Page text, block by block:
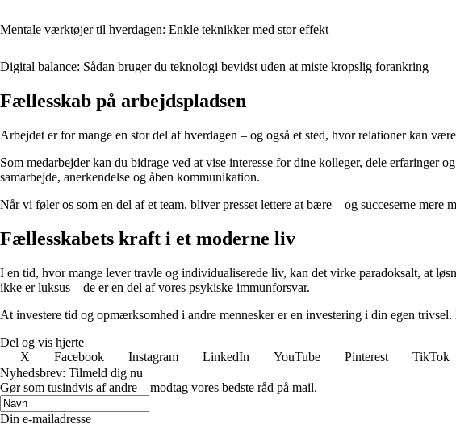
Mentale værktøjer til hverdagen: Enkle teknikker med stor effekt
Digital balance: Sådan bruger du teknologi bevidst uden at miste kropslig forankring
Fællesskab på arbejdspladsen
Arbejdet er for mange en stor del af hverdagen – og også et sted, hvor relationer kan
Som medarbejder kan du bidrage ved at vise interesse for dine kolleger, dele erfaringer
samarbejde, anerkendelse og åben kommunikation.
Når vi føler os som en del af et team, bliver presset lettere at bære – og succeserne mere
Fællesskabets kraft i et moderne liv
I en tid, hvor mange lever travle og individualiserede liv, kan det virke paradoksalt, at
ikke er luksus – de er en del af vores psykiske immunforsvar.
At investere tid og opmærksomhed i andre mennesker er en investering i din egen
Del og vis hjerte
X
Facebook Instagram LinkedIn YouTube Pinterest TikTok
Nyhedsbrev: Tilmeld dig nu
Gør som tusindvis af andre – modtag vores bedste råd på mail.
Din e-mailadresse